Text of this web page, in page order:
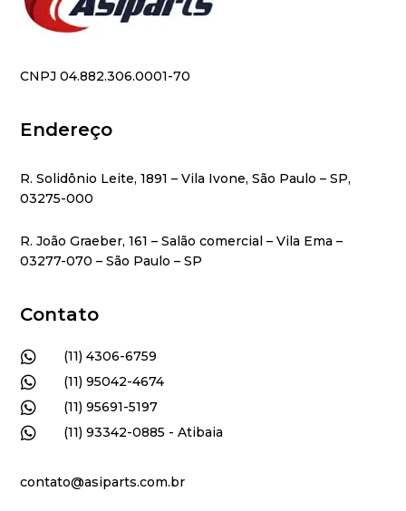
CNPJ 04.882.306.0001-70
Endereço
R. Solidônio Leite, 1891 – Vila Ivone, São Paulo – SP,
03275-000
R. João Graeber, 161 – Salão comercial – Vila Ema –
03277-070 – São Paulo – SP
Contato
 (11) 4306-6759
 (11) 95042-4674
 (11) 95691-5197
 (11) 93342-0885 - Atibaia
contato@asiparts.com.br